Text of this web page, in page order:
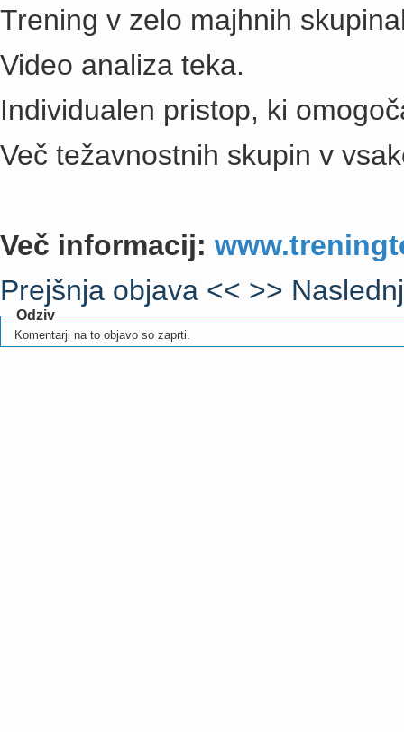
Trening v zelo majhnih
Video analiza teka.
Individualen pristop, ki
Več težavnostnih skupin v
Več informacij:
Prejšnja objava << >>
Odziv
Komentarji na to objavo so zaprti.